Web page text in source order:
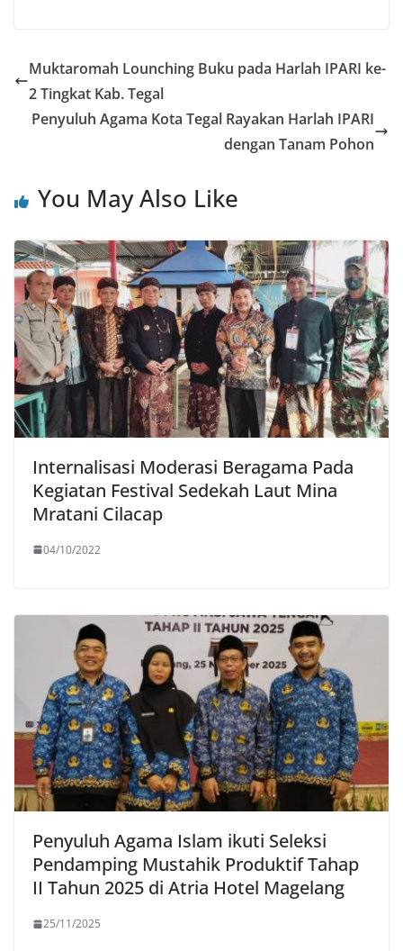
Muktaromah Lounching Buku pada Harlah IPARI ke-
2 Tingkat Kab. Tegal
Penyuluh Agama Kota Tegal Rayakan Harlah IPARI
dengan Tanam Pohon
You May Also Like
Internalisasi Moderasi Beragama Pada
Kegiatan Festival Sedekah Laut Mina
Mratani Cilacap
04/10/2022
Penyuluh Agama Islam ikuti Seleksi
Pendamping Mustahik Produktif Tahap
II Tahun 2025 di Atria Hotel Magelang
25/11/2025